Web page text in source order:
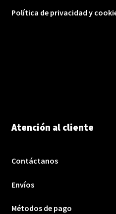
Política de privacidad y
Atención al cliente
Contáctanos
Envíos
Métodos de pago